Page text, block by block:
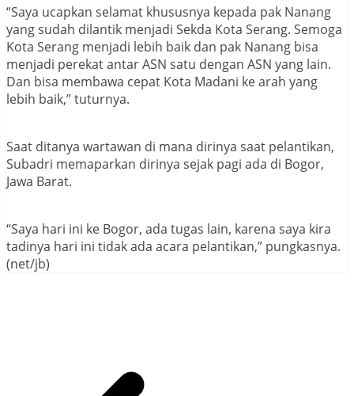
“Saya ucapkan selamat khususnya kepada pak Nanang
yang sudah dilantik menjadi Sekda Kota Serang. Semoga
Kota Serang menjadi lebih baik dan pak Nanang bisa
menjadi perekat antar ASN satu dengan ASN yang lain.
Dan bisa membawa cepat Kota Madani ke arah yang
lebih baik,” tuturnya.
Saat ditanya wartawan di mana dirinya saat pelantikan,
Subadri memaparkan dirinya sejak pagi ada di Bogor,
Jawa Barat.
“Saya hari ini ke Bogor, ada tugas lain, karena saya kira
tadinya hari ini tidak ada acara pelantikan,” pungkasnya.
(net/jb)